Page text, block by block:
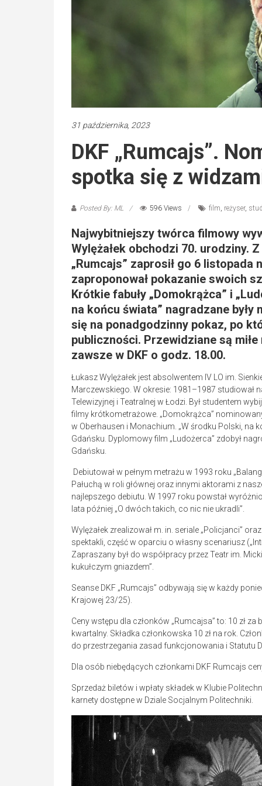
31 października, 2023
DKF „Rumcajs”.
spotka się z
Posted By: ML 596 Views film reżyser,
Najwybitniejszy twórca filmowy
Wylężałek obchodzi 70. urodziny.
„Rumcajs” zaprosił go 6
zaproponował pokazanie swoich
Krótkie fabuły „Domokrążca” i
na końcu świata” nagradzane
się na ponadgodzinny pokaz, po
publiczności. Przewidziane są
zawsze w DKF o godz. 18.00.
Łukasz Wylężałek jest absolwentem IV LO im.
Marczewskiego. W okresie: 1981–1987 studiował
Telewizyjnej i Teatralnej w Łodzi. Był studentem
filmy krótkometrażowe. „Domokrążca”
w Oberhausen i Monachium. „W środku Polski, na
Gdańsku. Dyplomowy film „Ludożerca” zdobył
Gdańsku.
Debiutował w pełnym metrażu w 1993 roku
Pałuchą w roli głównej oraz innymi aktorami z
najlepszego debiutu. W 1997 roku powstał
lata później „O dwóch takich, co nic nie ukradli”.
Wylężałek zrealizował m. in. seriale „Policjanci”
spektakli, część w oparciu o własny scenariusz
Zapraszany był do współpracy przez Teatr im.
kukułczym gniazdem”.
Seanse DKF „Rumcajs” odbywają się w każdy
Krajowej 23/25).
Ceny wstępu dla członków „Rumcajsa” to: 10 zł
kwartalny. Składka członkowska 10 zł na rok.
do przestrzegania zasad funkcjonowania i Statutu
Dla osób niebędących członkami DKF Rumcajs
Sprzedaż biletów i wpłaty składek w Klubie
karnety dostępne w Dziale Socjalnym Politechniki.